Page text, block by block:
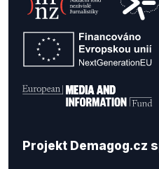
Projekt Demagog.cz